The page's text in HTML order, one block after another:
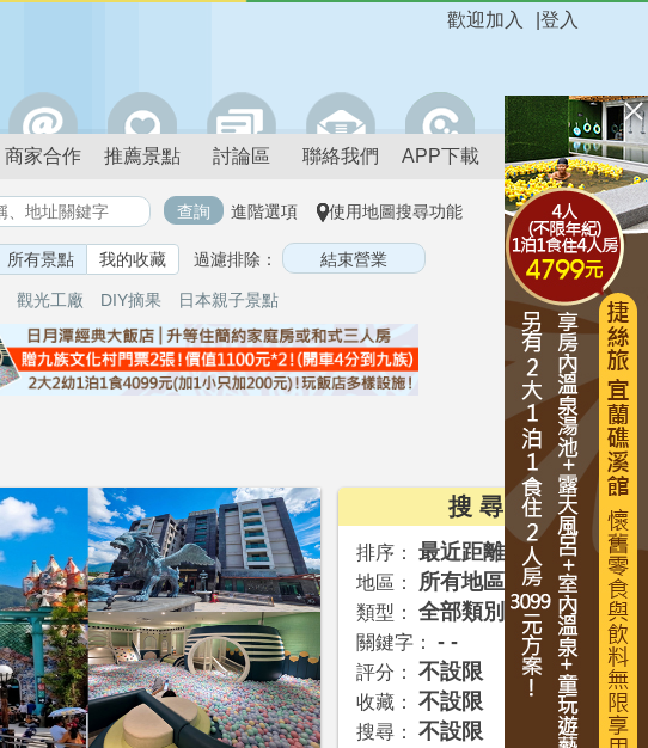
登入
歡迎加入
商家合作 推薦景點 討論區 聯絡我們 APP下載
進階選項 使用地圖搜尋功能
所有景點 我的收藏 過濾排除：
觀光工廠 DIY摘果 日本親子景點
搜 尋
排序： 最近距離
地區： 所有地區
類型： 全部類別
關鍵字： - -
評分： 不設限
收藏： 不設限
搜尋： 不設限